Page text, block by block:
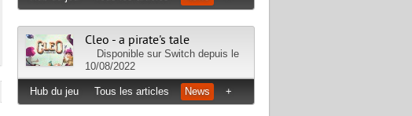
Cleo - a pirate's tale
Disponible sur Switch depuis le
10/08/2022
Hub du jeu Tous les articles News +